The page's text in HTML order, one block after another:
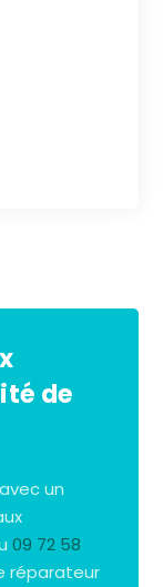
de
un
09 72 58
réparateur